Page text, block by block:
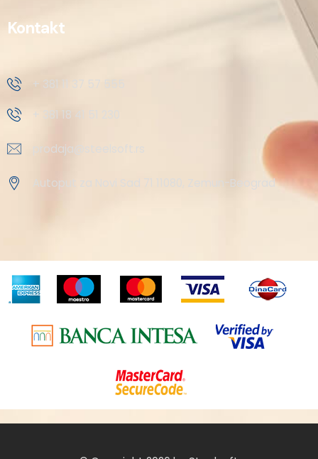
Kontakt
+ 381 11 37 57 555
+ 381 18 41 51 230
prodaja@steelsoft.rs
Autoput za Novi Sad 71 11080, Zemun-Beograd